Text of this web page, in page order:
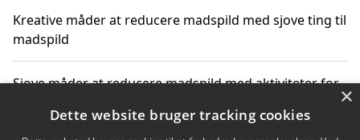
Kreative måder at reducere madspild med sjove ting til
madspild
Sjove måder at reducere madspild med aktiviteter for×
Dette website bruger tracking cookies